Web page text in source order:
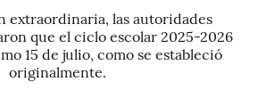
extraordinaria, las autoridades
que el ciclo escolar 2025-2026
15 de julio, como se estableció
originalmente.